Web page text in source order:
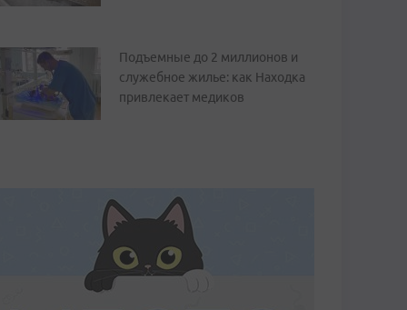
Подъемные до 2 миллионов и
служебное жилье: как Находка
привлекает медиков